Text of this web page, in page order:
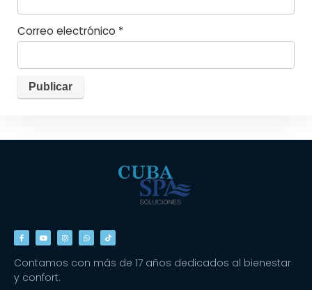
Correo electrónico *
Contamos con más de 17 años dedicados al bienestar
y confort.